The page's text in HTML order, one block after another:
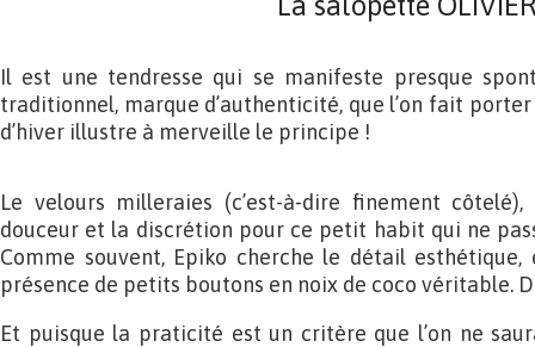
Il est une tendresse qui se manifeste presque
traditionnel, marque d’authenticité, que l’on fait
d’hiver illustre à merveille le principe !
Le velours milleraies (c’est-à-dire finement
douceur et la discrétion pour ce petit habit qui ne
Comme souvent, Epiko cherche le détail
présence de petits boutons en noix de coco véritable.
Et puisque la praticité est un critère que l’on ne